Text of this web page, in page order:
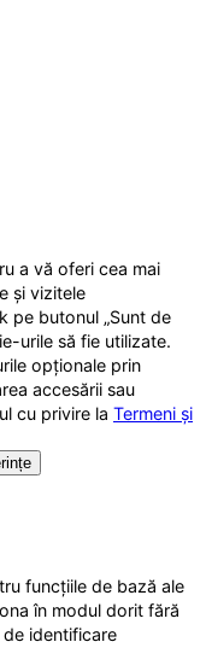
a vă oferi cea mai
și vizitele
pe butonul „Sunt de
urile să fie utilizate.
opționale prin
accesării sau
cu privire la Termeni și
funcțiile de bază ale
în modul dorit fără
identificare